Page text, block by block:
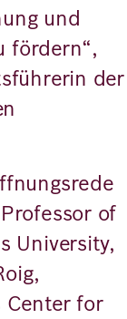
und
fördern“,
der
of
University,
for